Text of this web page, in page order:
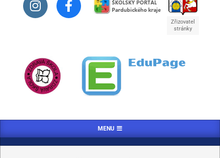
Zřizovatel
stránky
MENU